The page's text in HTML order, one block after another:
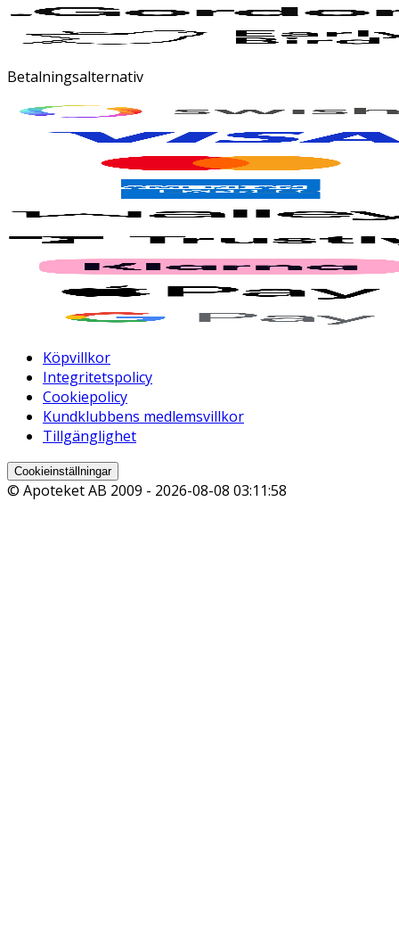
Betalningsalternativ
Köpvillkor
Integritetspolicy
Cookiepolicy
Kundklubbens medlemsvillkor
Tillgänglighet
Cookieinställningar
© Apoteket AB 2009 - 2026-08-08 03:11:58